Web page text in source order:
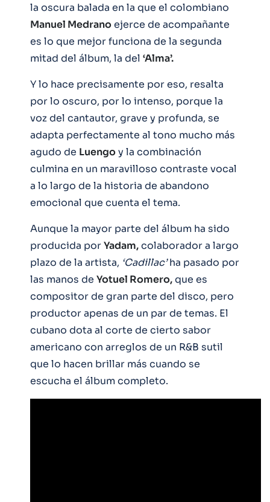
la oscura balada en la que el colombiano
Manuel Medranoejerce de acompañante
es lo que mejor funciona de la segunda
mitad del álbum, la del ‘Alma’.
Y lo hace precisamente por eso, resalta
por lo oscuro, por lo intenso, porque la
voz del cantautor, grave y profunda, se
adapta perfectamente al tono mucho más
agudo de Luengoy la combinación
culmina en un maravilloso contraste vocal
a lo largo de la historia de abandono
emocional que cuenta el tema.
Aunque la mayor parte del álbum ha sido
producida porYadam,colaborador a largo
plazo de la artista, ‘Cadillac’ha pasado por
las manos de Yotuel Romero,que es
compositor de gran parte del disco, pero
productor apenas de un par de temas. El
cubano dota al corte de cierto sabor
americano con arreglos de un R&B sutil
que lo hacen brillar más cuando se
escucha el álbum completo.